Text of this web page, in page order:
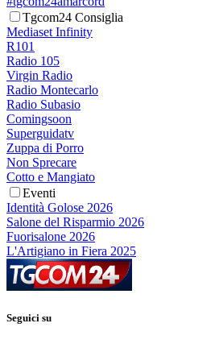
Tgcom24 Consiglia
Mediaset Infinity
R101
Radio 105
Virgin Radio
Radio Montecarlo
Radio Subasio
Comingsoon
Superguidatv
Zuppa di Porro
Non Sprecare
Cotto e Mangiato
Eventi
Identità Golose 2026
Salone del Risparmio 2026
Fuorisalone 2026
L'Artigiano in Fiera 2025
Seguici su